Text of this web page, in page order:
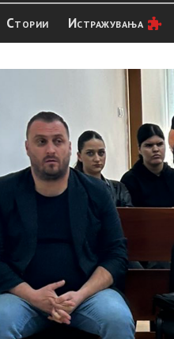
Стории Истражувањa